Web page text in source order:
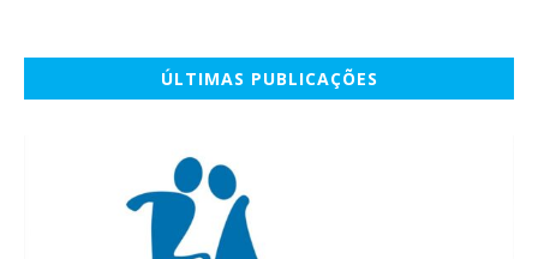
ÚLTIMAS PUBLICAÇÕES